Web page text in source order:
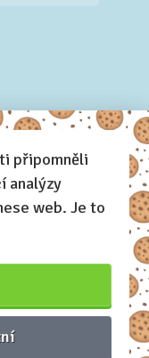
připomněli
analýzy
web. Je to